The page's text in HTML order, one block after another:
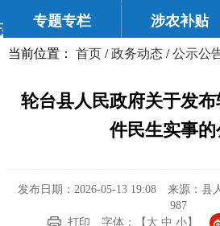
专题专栏 涉农补贴
当前位置： 首页 /政务动态 /公示公
轮台县人民政府关于发布
件民生实事
发布日期：2026-05-13 19:08 来源：县
987
打印
字体：【 大 中 小】